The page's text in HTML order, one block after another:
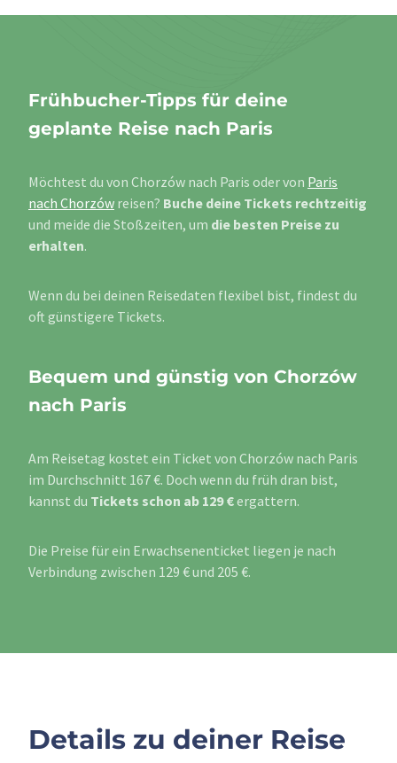
Frühbucher-Tipps für deine
geplante Reise nach Paris
Möchtest du von Chorzów nach Paris oder von Paris
nach Chorzów reisen? Buche deine Tickets rechtzeitig
und meide die Stoßzeiten, um die besten Preise zu
erhalten.
Wenn du bei deinen Reisedaten flexibel bist, findest du
oft günstigere Tickets.
Bequem und günstig von Chorzów
nach Paris
Am Reisetag kostet ein Ticket von Chorzów nach Paris
im Durchschnitt 167 €. Doch wenn du früh dran bist,
kannst du Tickets schon ab 129 €ergattern.
Die Preise für ein Erwachsenenticket liegen je nach
Verbindung zwischen 129 € und 205 €.
Details zu deiner Reise